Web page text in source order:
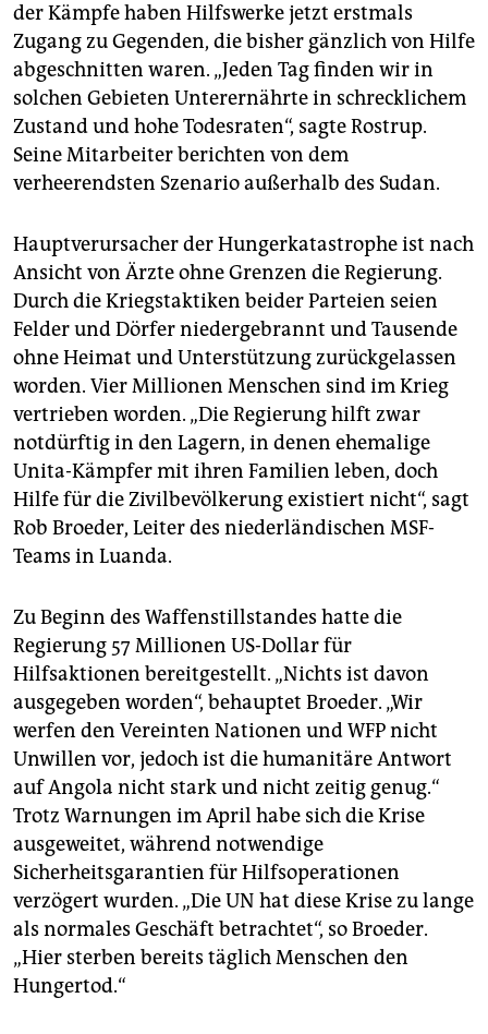
der Kämpfe haben Hilfswerke jetzt erstmals
Zugang zu Gegenden, die bisher gänzlich von Hilfe
abgeschnitten waren. „Jeden Tag finden wir in
solchen Gebieten Unterernährte in schrecklichem
Zustand und hohe Todesraten“, sagte Rostrup.
Seine Mitarbeiter berichten von dem
verheerendsten Szenario außerhalb des Sudan.
Hauptverursacher der Hungerkatastrophe ist nach
Ansicht von Ärzte ohne Grenzen die Regierung.
Durch die Kriegstaktiken beider Parteien seien
Felder und Dörfer niedergebrannt und Tausende
ohne Heimat und Unterstützung zurückgelassen
worden. Vier Millionen Menschen sind im Krieg
vertrieben worden. „Die Regierung hilft zwar
notdürftig in den Lagern, in denen ehemalige
Unita-Kämpfer mit ihren Familien leben, doch
Hilfe für die Zivilbevölkerung existiert nicht“, sagt
Rob Broeder, Leiter des niederländischen MSF-
Teams in Luanda.
Zu Beginn des Waffenstillstandes hatte die
Regierung 57 Millionen US-Dollar für
Hilfsaktionen bereitgestellt. „Nichts ist davon
ausgegeben worden“, behauptet Broeder. „Wir
werfen den Vereinten Nationen und WFP nicht
Unwillen vor, jedoch ist die humanitäre Antwort
auf Angola nicht stark und nicht zeitig genug.“
Trotz Warnungen im April habe sich die Krise
ausgeweitet, während notwendige
Sicherheitsgarantien für Hilfsoperationen
verzögert wurden. „Die UN hat diese Krise zu lange
als normales Geschäft betrachtet“, so Broeder.
„Hier sterben bereits täglich Menschen den
Hungertod.“